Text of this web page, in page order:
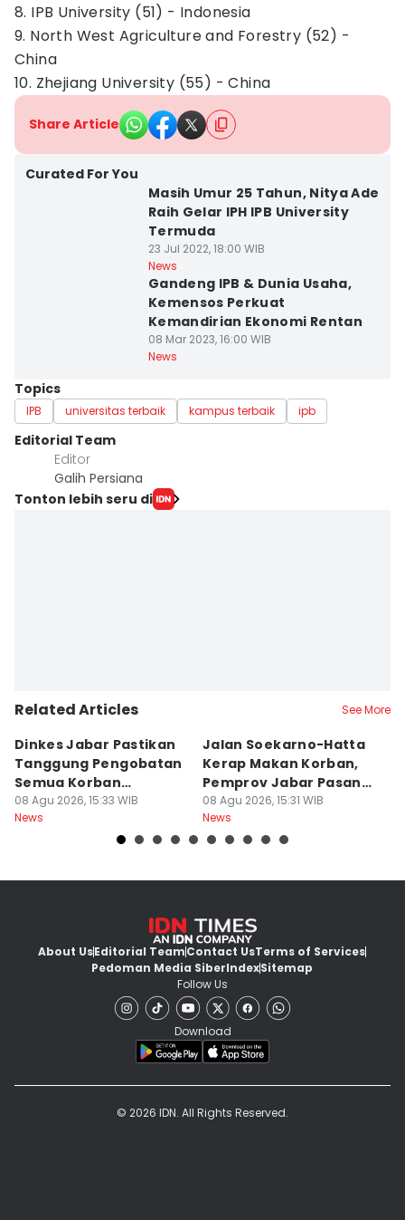
8. IPB University (51) - Indonesia
9. North West Agriculture and Forestry (52) -
China
10. Zhejiang University (55) - China
Share Article
Curated For You
Masih Umur 25 Tahun, Nitya Ade
Raih Gelar IPH IPB University
Termuda
23 Jul 2022, 18:00 WIB
News
Gandeng IPB & Dunia Usaha,
Kemensos Perkuat
Kemandirian Ekonomi Rentan
08 Mar 2023, 16:00 WIB
News
Topics
IPB universitas terbaik kampus terbaik ipb
Editorial Team
Editor
Galih Persiana
Tonton lebih seru di
Related Articles See More
Dinkes Jabar Pastikan
Tanggung Pengobatan
Semua Korban
Kekerasan dan Begal
08 Agu 2026, 15:33 WIB
News
Jalan Soekarno-Hatta
Kerap Makan Korban,
Pemprov Jabar Pasang
PJU-JPO
08 Agu 2026, 15:31 WIB
News
About UsEditorial TeamContact UsTerms of Services
Pedoman Media SiberIndexSitemap
Follow Us
Download
© 2026 IDN. All Rights Reserved.